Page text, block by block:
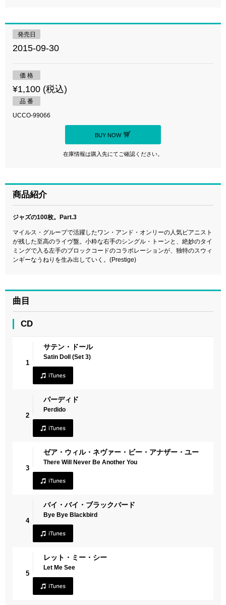
発売日
2015-09-30
価 格
¥1,100 (税込)
品 番
UCCO-99066
BUY NOW
在庫情報は購入先にてご確認ください。
商品紹介
ジャズの100枚。Part.3
マイルス・グループで活躍したワン・アンド・オンリーの人気ピアニスト
が残した至高のライヴ盤。小粋な右手のシングル・トーンと、絶妙のタイ
ミングで入る左手のブロックコードのコラボレーションが、独特のスウィ
ンギーなうねりを生み出していく。(Prestige)
曲目
CD
1
サテン・ドール
Satin Doll (Set 3)
2
パーディド
Perdido
3
ゼア・ウィル・ネヴァー・ビー・アナザー・ユー
There Will Never Be Another You
4
バイ・バイ・ブラックバード
Bye Bye Blackbird
5
レット・ミー・シー
Let Me See